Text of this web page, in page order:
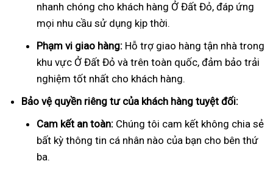
nhanh chóng cho khách hàng Ở Đất Đỏ, đáp ứng
mọi nhu cầu sử dụng kịp thời.
Phạm vi giao hàng: Hỗ trợ giao hàng tận nhà trong
khu vực Ở Đất Đỏ và trên toàn quốc, đảm bảo trải
nghiệm tốt nhất cho khách hàng.
Bảo vệ quyền riêng tư của khách hàng tuyệt đối:
Cam kết an toàn: Chúng tôi cam kết không chia sẻ
bất kỳ thông tin cá nhân nào của bạn cho bên thứ
ba.